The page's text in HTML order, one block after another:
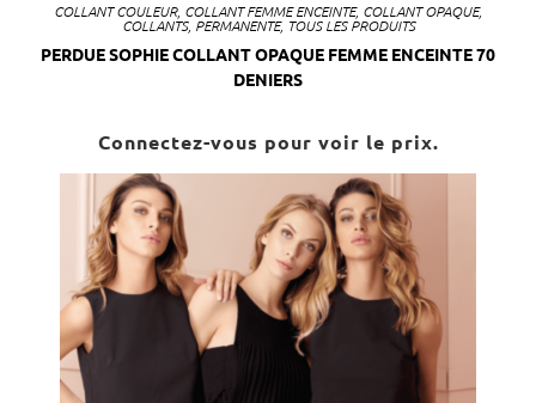
COLLANT COULEUR, COLLANT FEMME ENCEINTE, COLLANT OPAQUE,
COLLANTS, PERMANENTE, TOUS LES PRODUITS
PERDUE SOPHIE COLLANT OPAQUE FEMME ENCEINTE 70
DENIERS
Connectez-vous pour voir le prix.